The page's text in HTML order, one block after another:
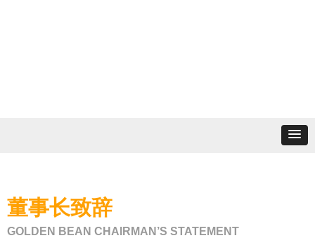
董事长致辞
GOLDEN BEAN CHAIRMAN’S STATEMENT